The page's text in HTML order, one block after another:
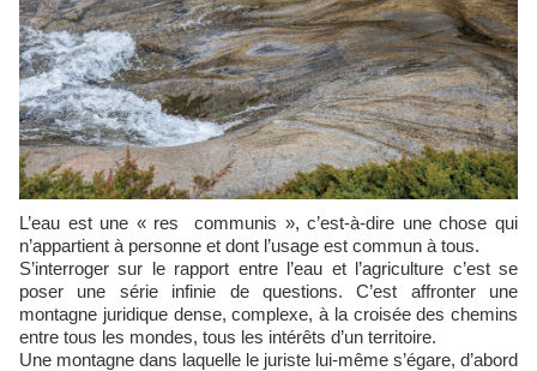
L’eau est une « res communis », c’est-à-dire une chose qui
n’appartient à personne et dont l’usage est commun à tous.
S’interroger sur le rapport entre l’eau et l’agriculture c’est se
poser une série infinie de questions. C’est affronter une
montagne juridique dense, complexe, à la croisée des chemins
entre tous les mondes, tous les intérêts d’un territoire.
Une montagne dans laquelle le juriste lui-même s’égare, d’abord